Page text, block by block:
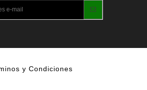
y Condiciones